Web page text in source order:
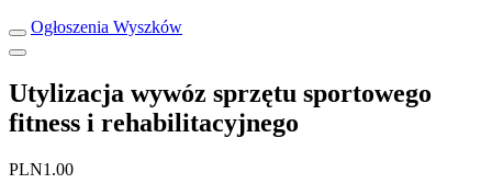
Ogłoszenia Wyszków
Utylizacja wywóz sprzętu sportowego
fitness i rehabilitacyjnego
PLN1.00